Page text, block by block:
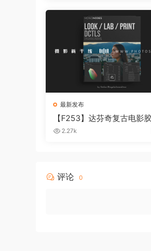
最新发布
【F253】达芬奇复古电影
感DCTL节点调色预设
2.27k
评论 0